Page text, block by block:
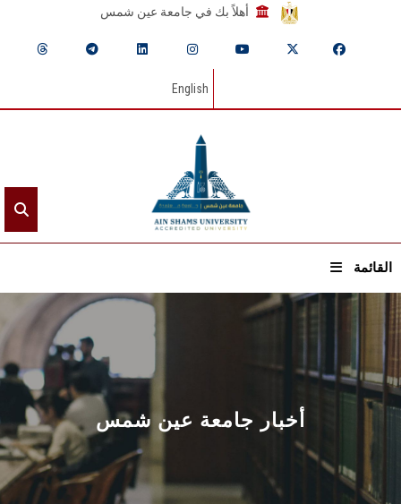
أهلاً بك في جامعة عين شمس
English
القائمة
الرئيسيـة
عن الجامعة
القطاعـات
الشئون الأكاديمية
أخبار جامعة عين شمس